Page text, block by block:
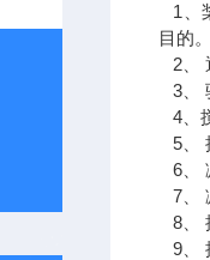
1、
目的
2、
3、
4、
5、
6、
7、
8、
9、